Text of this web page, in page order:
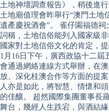
土地神壇調查報告》，稍後進
土地廟值理會昨舉行“澳門土地
遺產慶祝酒會”。 雀仔園福德
詞稱，土地信俗能列入國家級
國家對土地信俗文化的肯定，
1月16日下午，廣西政協十二
會通過網絡連線方式舉辦，在
放、深化桂澳合作等方面的提
人亦是如此，將智慧、情懷和
的佳釀。 超然國際集團董事長
舞台，幾經人生跌宕，與酒結